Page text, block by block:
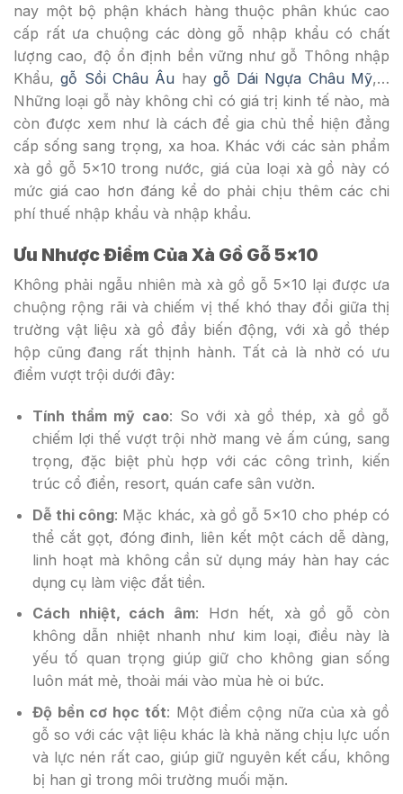
nay một bộ phận khách hàng thuộc phân khúc cao
cấp rất ưa chuộng các dòng gỗ nhập khẩu có chất
lượng cao, độ ổn định bền vững như gỗ Thông nhập
Khẩu,gỗ Sồi Châu Âu hay gỗ Dái Ngựa Châu Mỹ,…
Những loại gỗ này không chỉ có giá trị kinh tế nào, mà
còn được xem như là cách để gia chủ thể hiện đẳng
cấp sống sang trọng, xa hoa. Khác với các sản phẩm
xà gồ gỗ 5×10 trong nước, giá của loại xà gồ này có
mức giá cao hơn đáng kể do phải chịu thêm các chi
phí thuế nhập khẩu và nhập khẩu.
Ưu Nhược Điểm Của Xà Gồ Gỗ 5×10
Không phải ngẫu nhiên mà xà gồ gỗ 5×10 lại được ưa
chuộng rộng rãi và chiếm vị thế khó thay đổi giữa thị
trường vật liệu xà gồ đầy biến động, với xà gồ thép
hộp cũng đang rất thịnh hành. Tất cả là nhờ có ưu
điểm vượt trội dưới đây:
Tính thẩm mỹ cao: So với xà gồ thép, xà gồ gỗ
chiếm lợi thế vượt trội nhờ mang vẻ ấm cúng, sang
trọng, đặc biệt phù hợp với các công trình, kiến
trúc cổ điển, resort, quán cafe sân vườn.
Dễ thi công: Mặc khác, xà gồ gỗ 5×10 cho phép có
thể cắt gọt, đóng đinh, liên kết một cách dễ dàng,
linh hoạt mà không cần sử dụng máy hàn hay các
dụng cụ làm việc đắt tiền.
Cách nhiệt, cách âm: Hơn hết, xà gồ gỗ còn
không dẫn nhiệt nhanh như kim loại, điều này là
yếu tố quan trọng giúp giữ cho không gian sống
luôn mát mẻ, thoải mái vào mùa hè oi bức.
Độ bền cơ học tốt: Một điểm cộng nữa của xà gồ
gỗ so với các vật liệu khác là khả năng chịu lực uốn
và lực nén rất cao, giúp giữ nguyên kết cấu, không
bị han gỉ trong môi trường muối mặn.